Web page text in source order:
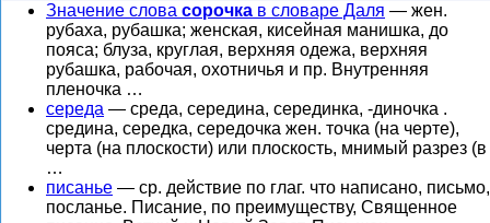
Значение слова сорочка в словаре Даля — жен.
рубаха, рубашка; женская, кисейная манишка, до
пояса; блуза, круглая, верхняя одежа, верхняя
рубашка, рабочая, охотничья и пр. Внутренняя
пленочка …
середа — среда, середина, серединка, -диночка .
средина, середка, середочка жен. точка (на черте),
черта (на плоскости) или плоскость, мнимый разрез (в
…
писанье — ср. действие по глаг. что написано, письмо,
посланье. Писание, по преимуществу, Священное